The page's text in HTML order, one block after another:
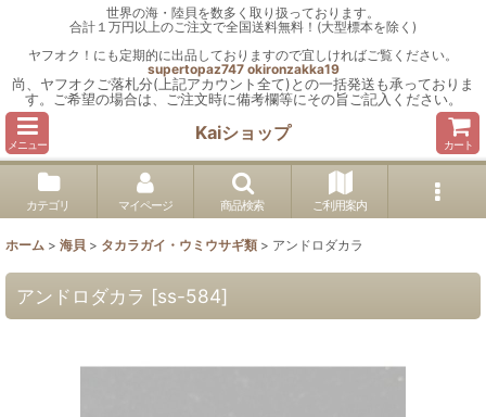
世界の海・陸貝を数多く取り扱っております。
合計１万円以上のご注文で全国送料無料！(大型標本を除く)
ヤフオク！にも定期的に出品しておりますので宜しければご覧ください。
supertopaz747 okironzakka19
尚、ヤフオクご落札分(上記アカウント全て)との一括発送も承っておりま
す。ご希望の場合は、ご注文時に備考欄等にその旨ご記入ください。
メニュー
Kaiショップ
カート
カテゴリ マイページ 商品検索 ご利用案内
ホーム > 海貝 > タカラガイ・ウミウサギ類 > アンドロダカラ
アンドロダカラ [ss-584]